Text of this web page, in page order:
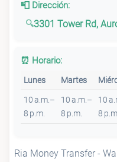
📮 Dirección:
3301 Tower Rd,
⏰ Horario:
Lunes Martes
10 a.m.–
8 p.m.
10 a.m.–
8 p.m.
10
8
Ria Money Transfer -